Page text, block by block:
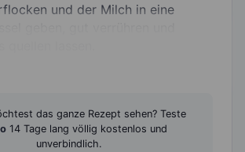
und der Milch in eine
das ganze Rezept sehen? Teste
14 Tage lang völlig kostenlos und
unverbindlich.